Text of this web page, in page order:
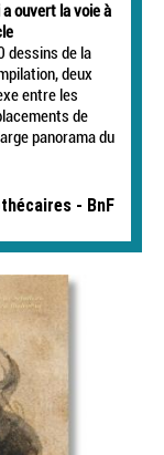
a ouvert la voie à
dessins de la
deux
entre les
de
panorama du
- BnF